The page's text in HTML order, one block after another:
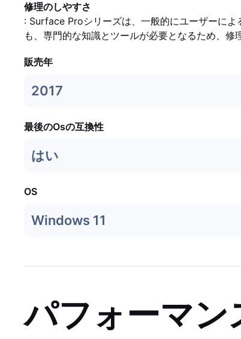
修理のしやすさ
: Surface Proシリーズは、一般的にユーザーに
も、専門的な知識とツールが必要となるため、修
販売年
2017
最後のOsの互換性
はい
OS
Windows 11
パフォーマン